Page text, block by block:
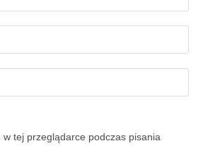
tej przeglądarce podczas pisania